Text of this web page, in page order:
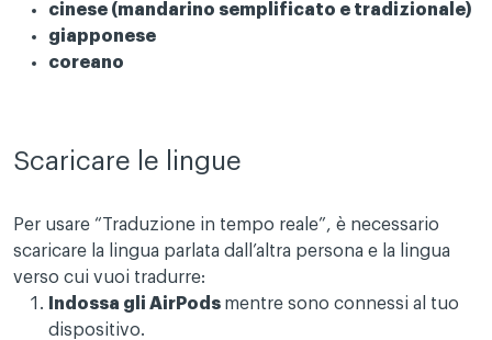
cinese (mandarino semplificato e tradizionale)
giapponese
coreano
Scaricare le lingue
Per usare “Traduzione in tempo reale”, è necessario
scaricare la lingua parlata dall’altra persona e la lingua
verso cui vuoi tradurre:
Indossa gli AirPods mentre sono connessi al tuo
dispositivo.